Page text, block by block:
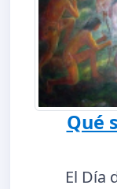
Qué
El Día